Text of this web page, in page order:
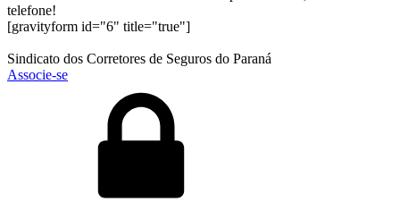
telefone!
[gravityform id="6" title="true"]
Sindicato dos Corretores de Seguros do Paraná
Associe-se